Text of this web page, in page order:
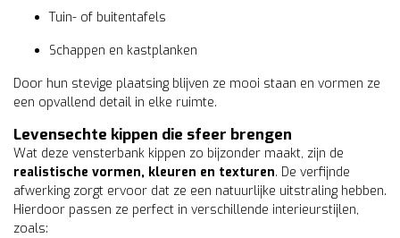
Tuin- of buitentafels
Schappen en kastplanken
Door hun stevige plaatsing blijven ze mooi staan en vormen ze
een opvallend detail in elke ruimte.
Levensechte kippen die sfeer brengen
Wat deze vensterbank kippen zo bijzonder maakt, zijn de
realistische vormen, kleuren en texturen. De verfijnde
afwerking zorgt ervoor dat ze een natuurlijke uitstraling hebben.
Hierdoor passen ze perfect in verschillende interieurstijlen,
zoals: